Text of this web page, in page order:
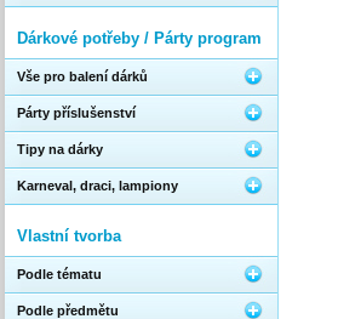
Dárkové potřeby / Párty program
Vše pro balení dárků
Párty příslušenství
Tipy na dárky
Karneval, draci, lampiony
Vlastní tvorba
Podle tématu
Podle předmětu